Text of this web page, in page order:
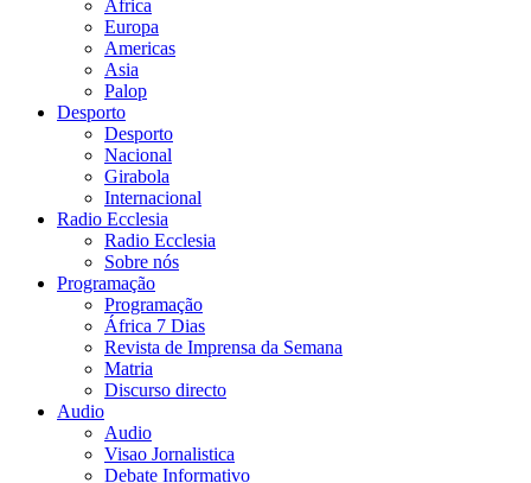
Africa
Europa
Americas
Asia
Palop
Desporto
Desporto
Nacional
Girabola
Internacional
Radio Ecclesia
Radio Ecclesia
Sobre nós
Programação
Programação
África 7 Dias
Revista de Imprensa da Semana
Matria
Discurso directo
Audio
Audio
Visao Jornalistica
Debate Informativo